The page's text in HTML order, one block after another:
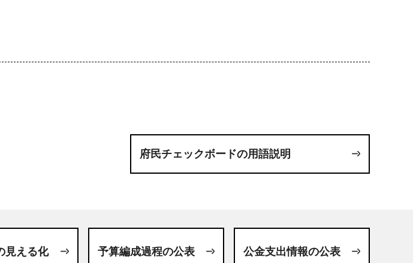
府民チェックボードの用語説明
見える化 予算編成過程の公表 公金支出情報の公表